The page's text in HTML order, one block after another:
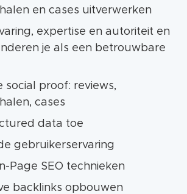
en cases uitverwerken
expertise en autoriteit en
je als een betrouwbare
social proof: reviews,
cases
data toe
gebruikerservaring
Page SEO technieken
backlinks opbouwen